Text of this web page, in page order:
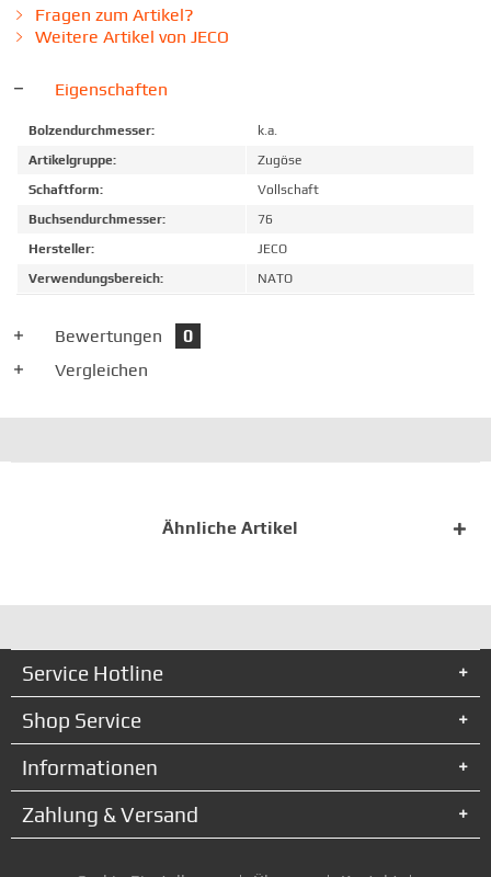
Fragen zum Artikel?
Weitere Artikel von JECO
Eigenschaften
Bolzendurchmesser:
k.a.
Artikelgruppe:
Zugöse
Schaftform:
Vollschaft
Buchsendurchmesser:
76
Hersteller:
JECO
Verwendungsbereich:
NATO
Bewertungen
0
Vergleichen
Ähnliche Artikel
Service Hotline
Shop Service
Informationen
Zahlung & Versand